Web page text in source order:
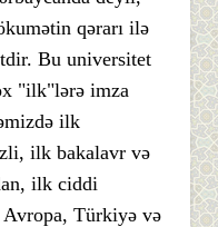
qərarı ilə
Bu universitet
"ilk"lərə imza
ilk
ilk bakalavr və
ilk ciddi
Türkiyə və